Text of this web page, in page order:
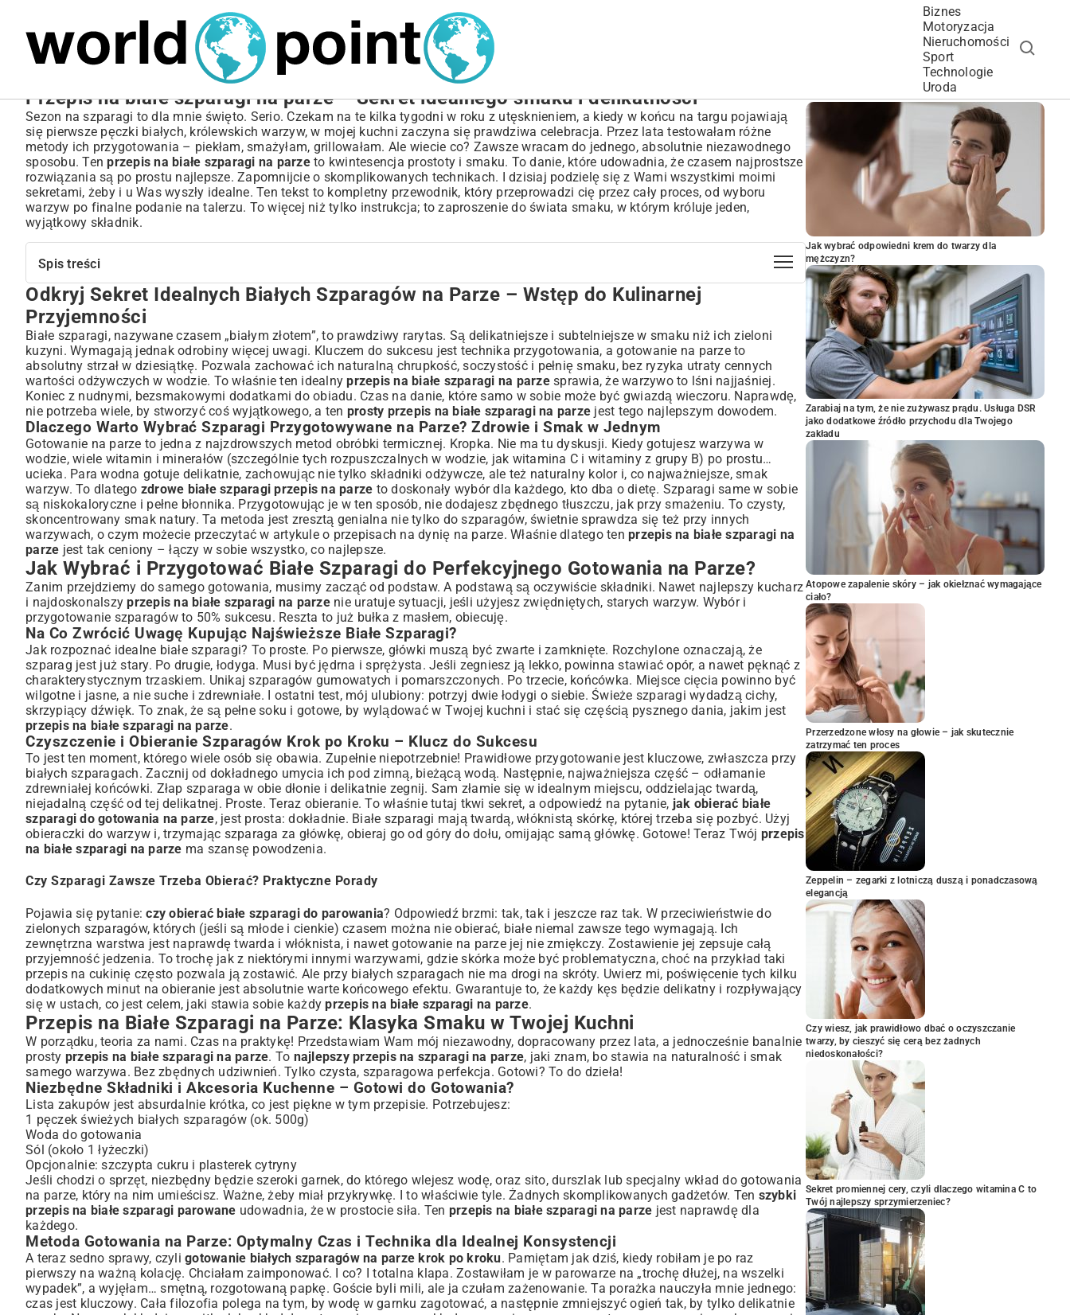
Biznes
Motoryzacja
Nieruchomości
Sport
Technologie
Uroda
Przepis na białe szparagi na parze – Sekret idealnego smaku i delikatności
Sezon na szparagi to dla mnie święto. Serio. Czekam na te kilka tygodni w roku z utęsknieniem, a kiedy w końcu na targu pojawiają
się pierwsze pęczki białych, królewskich warzyw, w mojej kuchni zaczyna się prawdziwa celebracja. Przez lata testowałam różne
metody ich przygotowania – piekłam, smażyłam, grillowałam. Ale wiecie co? Zawsze wracam do jednego, absolutnie niezawodnego
sposobu. Tenprzepis na białe szparagi na parzeto kwintesencja prostoty i smaku. To danie, które udowadnia, że czasem najprostsze
rozwiązania są po prostu najlepsze. Zapomnijcie o skomplikowanych technikach. I dzisiaj podzielę się z Wami wszystkimi moimi
sekretami, żeby i u Was wyszły idealne. Ten tekst to kompletny przewodnik, który przeprowadzi cię przez cały proces, od wyboru
warzyw po finalne podanie na talerzu. To więcej niż tylko instrukcja; to zaproszenie do świata smaku, w którym króluje jeden,
wyjątkowy składnik.
Spis treści
Odkryj Sekret Idealnych Białych Szparagów na Parze – Wstęp do Kulinarnej Przyjemności
Dlaczego Warto Wybrać Szparagi Przygotowywane na Parze? Zdrowie i Smak w Jednym
Jak Wybrać i Przygotować Białe Szparagi do Perfekcyjnego Gotowania na Parze?
Na Co Zwrócić Uwagę Kupując Najświeższe Białe Szparagi?
Czyszczenie i Obieranie Szparagów Krok po Kroku – Klucz do Sukcesu
Przepis na Białe Szparagi na Parze: Klasyka Smaku w Twojej Kuchni
Niezbędne Składniki i Akcesoria Kuchenne – Gotowi do Gotowania?
Metoda Gotowania na Parze: Optymalny Czas i Technika dla Idealnej Konsystencji
Dodatki i Sosy do Białych Szparagów na Parze: Uzupełnij Smak Dania
Klasyczne Połączenia Smaków: Masło i Sos Holenderski
Lekkie i Świeże Pomysły na Uzupełnienie Smaku: Innowacyjne Wariacje
Wartości Odżywcze i Zdrowotne Aspekty Szparagów: Dlaczego Warto Je Jeść?
Szparagi w Zdrowej Diecie – Korzyści dla Twojego Organizmu
Często Zadawane Pytania Dotyczące Białych Szparagów na Parze
Podsumowanie: Delektuj Się Prostotą i Niezapomnianym Smakiem Białych Szparagów
Odkryj Sekret Idealnych Białych Szparagów na Parze – Wstęp do Kulinarnej
Przyjemności
Białe szparagi, nazywane czasem „białym złotem”, to prawdziwy rarytas. Są delikatniejsze i subtelniejsze w smaku niż ich zieloni
kuzyni. Wymagają jednak odrobiny więcej uwagi. Kluczem do sukcesu jest technika przygotowania, a gotowanie na parze to
absolutny strzał w dziesiątkę. Pozwala zachować ich naturalną chrupkość, soczystość i pełnię smaku, bez ryzyka utraty cennych
wartości odżywczych w wodzie. To właśnie ten idealnyprzepis na białe szparagi na parzesprawia, że warzywo to lśni najjaśniej.
Koniec z nudnymi, bezsmakowymi dodatkami do obiadu. Czas na danie, które samo w sobie może być gwiazdą wieczoru. Naprawdę,
nie potrzeba wiele, by stworzyć coś wyjątkowego, a ten prosty przepis na białe szparagi na parze jest tego najlepszym dowodem.
Dlaczego Warto Wybrać Szparagi Przygotowywane na Parze? Zdrowie i Smak w Jednym
Gotowanie na parze to jedna z najzdrowszych metod obróbki termicznej. Kropka. Nie ma tu dyskusji. Kiedy gotujesz warzywa w
wodzie, wiele witamin i minerałów (szczególnie tych rozpuszczalnych w wodzie, jak witamina C i witaminy z grupy B) po prostu…
ucieka. Para wodna gotuje delikatnie, zachowując nie tylko składniki odżywcze, ale też naturalny kolor i, co najważniejsze, smak
warzyw. To dlatego zdrowe białe szparagi przepis na parze to doskonały wybór dla każdego, kto dba o dietę. Szparagi same w sobie
są niskokaloryczne i pełne błonnika. Przygotowując je w ten sposób, nie dodajesz zbędnego tłuszczu, jak przy smażeniu. To czysty,
skoncentrowany smak natury. Ta metoda jest zresztą genialna nie tylko do szparagów, świetnie sprawdza się też przy innych
warzywach, o czym możecie przeczytać w artykule o przepisach na dynię na parze. Właśnie dlatego ten przepis na białe szparagi na
parze jest tak ceniony – łączy w sobie wszystko, co najlepsze.
Jak Wybrać i Przygotować Białe Szparagi do Perfekcyjnego Gotowania na Parze?
Zanim przejdziemy do samego gotowania, musimy zacząć od podstaw. A podstawą są oczywiście składniki. Nawet najlepszy kucharz
i najdoskonalszyprzepis na białe szparagi na parzenie uratuje sytuacji, jeśli użyjesz zwiędniętych, starych warzyw. Wybór i
przygotowanie szparagów to 50% sukcesu. Reszta to już bułka z masłem, obiecuję.
Na Co Zwrócić Uwagę Kupując Najświeższe Białe Szparagi?
Jak rozpoznać idealne białe szparagi? To proste. Po pierwsze, główki muszą być zwarte i zamknięte. Rozchylone oznaczają, że
szparag jest już stary. Po drugie, łodyga. Musi być jędrna i sprężysta. Jeśli zegniesz ją lekko, powinna stawiać opór, a nawet pęknąć z
charakterystycznym trzaskiem. Unikaj szparagów gumowatych i pomarszczonych. Po trzecie, końcówka. Miejsce cięcia powinno być
wilgotne i jasne, a nie suche i zdrewniałe. I ostatni test, mój ulubiony: potrzyj dwie łodygi o siebie. Świeże szparagi wydadzą cichy,
skrzypiący dźwięk. To znak, że są pełne soku i gotowe, by wylądować w Twojej kuchni i stać się częścią pysznego dania, jakim jest
przepis na białe szparagi na parze.
Czyszczenie i Obieranie Szparagów Krok po Kroku – Klucz do Sukcesu
To jest ten moment, którego wiele osób się obawia. Zupełnie niepotrzebnie! Prawidłowe przygotowanie jest kluczowe, zwłaszcza przy
białych szparagach. Zacznij od dokładnego umycia ich pod zimną, bieżącą wodą. Następnie, najważniejsza część – odłamanie
zdrewniałej końcówki. Złap szparaga w obie dłonie i delikatnie zegnij. Sam złamie się w idealnym miejscu, oddzielając twardą,
niejadalną część od tej delikatnej. Proste. Teraz obieranie. To właśnie tutaj tkwi sekret, a odpowiedź na pytanie, jak obierać białe
szparagi do gotowania na parze, jest prosta: dokładnie. Białe szparagi mają twardą, włóknistą skórkę, której trzeba się pozbyć. Użyj
obieraczki do warzyw i, trzymając szparaga za główkę, obieraj go od góry do dołu, omijając samą główkę. Gotowe! Teraz Twój przepis
na białe szparagi na parze ma szansę powodzenia.
Czy Szparagi Zawsze Trzeba Obierać? Praktyczne Porady
Pojawia się pytanie:czy obierać białe szparagi do parowania? Odpowiedź brzmi: tak, tak i jeszcze raz tak. W przeciwieństwie do
zielonych szparagów, których (jeśli są młode i cienkie) czasem można nie obierać, białe niemal zawsze tego wymagają. Ich
zewnętrzna warstwa jest naprawdę twarda i włóknista, i nawet gotowanie na parze jej nie zmiękczy. Zostawienie jej zepsuje całą
przyjemność jedzenia. To trochę jak z niektórymi innymi warzywami, gdzie skórka może być problematyczna, choć na przykład taki
przepis na cukinię często pozwala ją zostawić. Ale przy białych szparagach nie ma drogi na skróty. Uwierz mi, poświęcenie tych kilku
dodatkowych minut na obieranie jest absolutnie warte końcowego efektu. Gwarantuje to, że każdy kęs będzie delikatny i rozpływający
się w ustach, co jest celem, jaki stawia sobie każdyprzepis na białe szparagi na parze.
Przepis na Białe Szparagi na Parze: Klasyka Smaku w Twojej Kuchni
W porządku, teoria za nami. Czas na praktykę! Przedstawiam Wam mój niezawodny, dopracowany przez lata, a jednocześnie banalnie
prosty przepis na białe szparagi na parze. To najlepszy przepis na szparagi na parze, jaki znam, bo stawia na naturalność i smak
samego warzywa. Bez zbędnych udziwnień. Tylko czysta, szparagowa perfekcja. Gotowi? To do dzieła!
Niezbędne Składniki i Akcesoria Kuchenne – Gotowi do Gotowania?
Lista zakupów jest absurdalnie krótka, co jest piękne w tym przepisie. Potrzebujesz:
1 pęczek świeżych białych szparagów (ok. 500g)
Woda do gotowania
Sól (około 1 łyżeczki)
Opcjonalnie: szczypta cukru i plasterek cytryny
Jeśli chodzi o sprzęt, niezbędny będzie szeroki garnek, do którego wlejesz wodę, oraz sito, durszlak lub specjalny wkład do gotowania
na parze, który na nim umieścisz. Ważne, żeby miał przykrywkę. I to właściwie tyle. Żadnych skomplikowanych gadżetów. Ten szybki
przepis na białe szparagi parowane udowadnia, że w prostocie siła. Ten przepis na białe szparagi na parze jest naprawdę dla
każdego.
Metoda Gotowania na Parze: Optymalny Czas i Technika dla Idealnej Konsystencji
A teraz sedno sprawy, czyli gotowanie białych szparagów na parze krok po kroku. Pamiętam jak dziś, kiedy robiłam je po raz
pierwszy na ważną kolację. Chciałam zaimponować. I co? I totalna klapa. Zostawiłam je w parowarze na „trochę dłużej, na wszelki
wypadek”, a wyjęłam… smętną, rozgotowaną papkę. Goście byli mili, ale ja czułam zażenowanie. Ta porażka nauczyła mnie jednego:
czas jest kluczowy. Cała filozofia polega na tym, by wodę w garnku zagotować, a następnie zmniejszyć ogień tak, by tylko delikatnie
POPULARNE ARTYKUŁY
Jak wybrać odpowiedni krem do twarzy dla
mężczyzn?
Zarabiaj na tym, że nie zużywasz prądu. Usługa DSR
jako dodatkowe źródło przychodu dla Twojego
zakładu
Atopowe zapalenie skóry – jak okiełznać wymagające
ciało?
Przerzedzone włosy na głowie – jak skutecznie
zatrzymać ten proces
Zeppelin – zegarki z lotniczą duszą i ponadczasową
elegancją
Czy wiesz, jak prawidłowo dbać o oczyszczanie
twarzy, by cieszyć się cerą bez żadnych
niedoskonałości?
Sekret promiennej cery, czyli dlaczego witamina C to
Twój najlepszy sprzymierzeniec?